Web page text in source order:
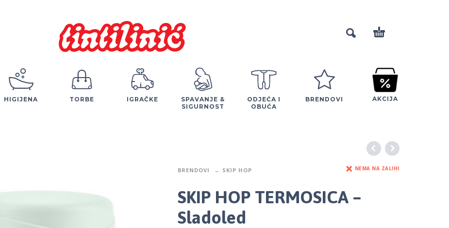
HIGIJENA TORBE IGRAČKE
SPAVANJE &
SIGURNOST
ODJEĆA I
OBUĆA
BRENDOVI AKCIJA
BRENDOVI SKIP HOP NEMA NA ZALIHI
SKIP HOP TERMOSICA –
Sladoled